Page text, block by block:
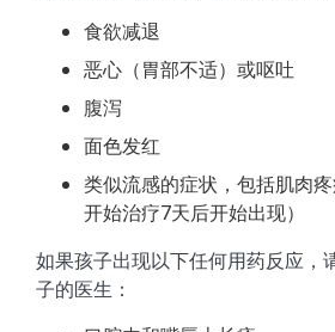
食欲减退
恶心（胃部不适）或呕吐
腹泻
面色发红
类似流感的症状，包括肌肉
开始治疗7天后开始出现）
如果孩子出现以下任何用药反应，
子的医生：